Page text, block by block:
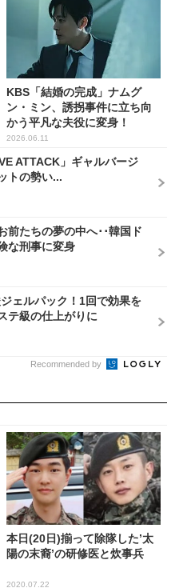
KBS「結婚の完成」ナムグ
ン・ミン、誘拐事件に立ち向
かう平凡な夫役に変身！
2026.06.11
ATTACK」ギャルバージ
トの勢い...
前たちの夢の中へ･･韓国ド
な刑事に変身
ジェルパック！1回で効果を
テ級の仕上がりに
Recommended by
本日(20日)揃って除隊した’太
陽の末裔’の研修医と炊事兵
2020.07.22